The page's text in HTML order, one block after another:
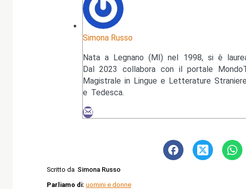
Simona Russo
Nata a Legnano (MI) nel 1998, si è
Dal 2023 collabora con il portale
Magistrale in Lingue e Letterature
e Tedesca.
Scritto da Simona Russo
Parliamo di: uomini e donne